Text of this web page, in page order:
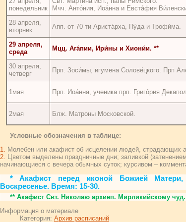
понедельник
Мчч. Анто́ния, Иоа́нна и Евста́фия
28 апреля,
вторник
Апп. от 70-ти Ариста́рха, Пу́да и Трофи́ма.
29 апреля,
среда
Мцц. Ага́пии, Ири́ны и Хиони́и. **
30 апреля,
четверг
Прп. Зоси́мы, игумена Солове́цкого. Прп
1мая Прп. Иоа́нна, ученика прп. Григо́рия
2мая Блж. Матроны Московской.
Условные обозначения в таблице:
1.
Молебен или акафист об исцелении людей, страдающих
2. Цветом выделены праздничные дни; заливкой
начинающиеся с вечера обычных суток; курсивом –
* Акафист перед иконой Божией
Воскресенье. Время: 15-30.
** Акафист Свт. Николаю архиеп. Мирликийскому
Информация о материале
Категория: Архив расписаний